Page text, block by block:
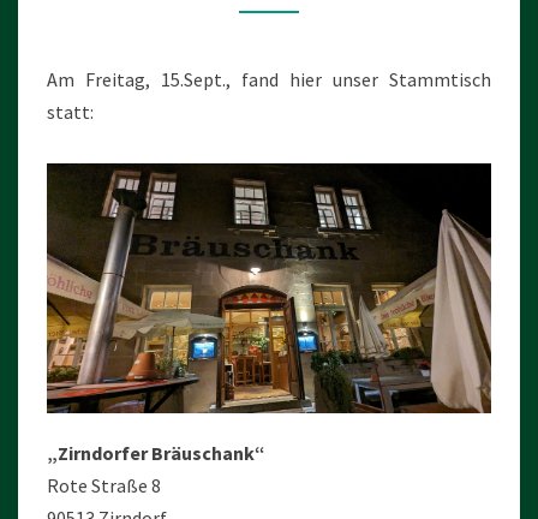
Am Freitag, 15.Sept., fand hier unser Stammtisch
statt:
„Zirndorfer Bräuschank“
Rote Straße 8